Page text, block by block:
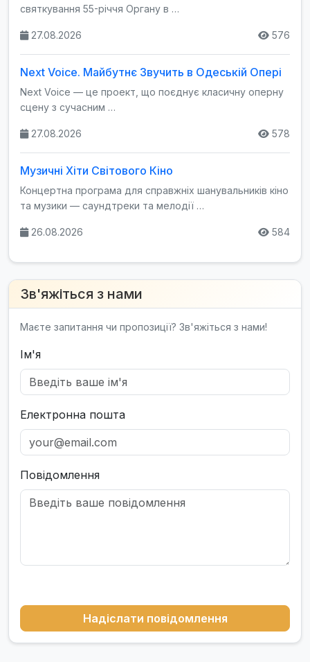
святкування 55-річчя Органу в …
27.08.2026 576
Next Voice. Майбутнє Звучить в Одеській Опері
Next Voice — це проект, що поєднує класичну оперну
сцену з сучасним …
27.08.2026 578
Музичні Хіти Світового Кіно
Концертна програма для справжніх шанувальників кіно
та музики — саундтреки та мелодії …
26.08.2026 584
Зв'яжіться з нами
Маєте запитання чи пропозиції? Зв'яжіться з нами!
Ім'я
Електронна пошта
Повідомлення
Надіслати повідомлення